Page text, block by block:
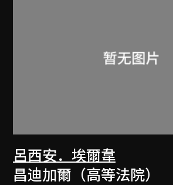
呂西安．埃爾韋
昌迪加爾（高等法院）